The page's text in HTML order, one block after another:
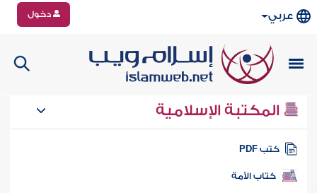
عربي دخول
المكتبة الإسلامية
كتب PDF